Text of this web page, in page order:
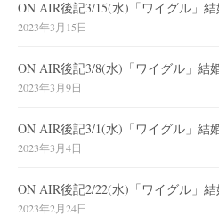
ON AIR後記3/15(水)「ワイグル」
2023年3月15日
ON AIR後記3/8(水)「ワイグル」結
2023年3月9日
ON AIR後記3/1(水)「ワイグル」結
2023年3月4日
ON AIR後記2/22(水)「ワイグル」
2023年2月24日